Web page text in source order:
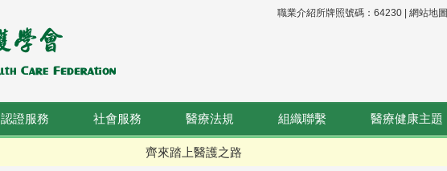
職業介紹所牌照號碼：64230 | 網站地圖
認證服務 社會服務 醫療法規 組織聯繫 醫療健康主題
齊來踏上醫護之路